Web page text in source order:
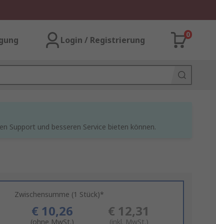
Login / Registrierung
0
Support und besseren Service bieten können.
Zwischensumme (1 Stück)*
€ 10,26
(ohne MwSt.)
€ 12,31
(inkl. MwSt.)